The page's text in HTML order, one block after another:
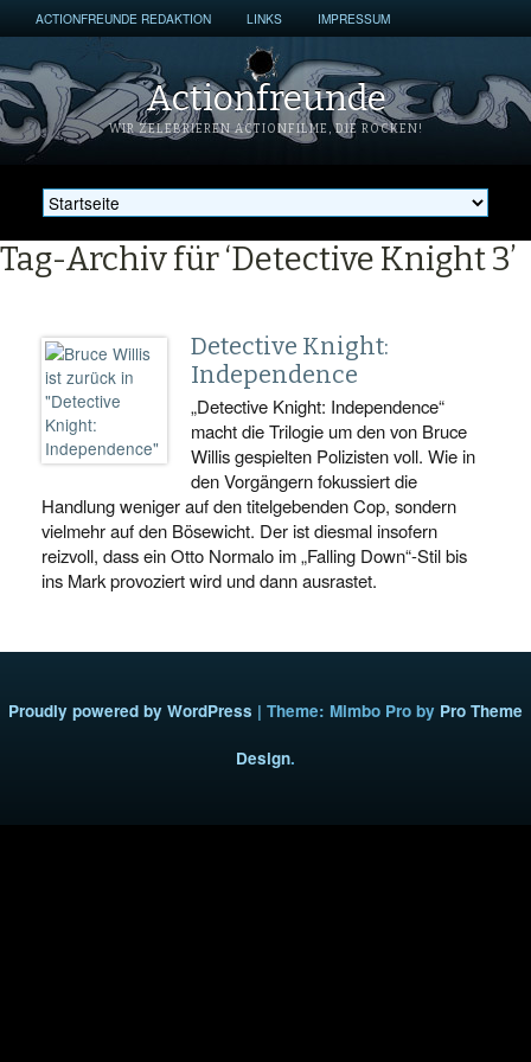
ACTIONFREUNDE REDAKTION LINKS IMPRESSUM
Actionfreunde
WIR ZELEBRIEREN ACTIONFILME, DIE ROCKEN!
Tag-Archiv für ‘Detective Knight 3’
Detective Knight:
Independence
„Detective Knight: Independence“
macht die Trilogie um den von Bruce
Willis gespielten Polizisten voll. Wie in
den Vorgängern fokussiert die
Handlung weniger auf den titelgebenden Cop, sondern
vielmehr auf den Bösewicht. Der ist diesmal insofern
reizvoll, dass ein Otto Normalo im „Falling Down“-Stil bis
ins Mark provoziert wird und dann ausrastet.
Proudly powered by WordPress | Theme: Mimbo Pro by Pro Theme
Design.